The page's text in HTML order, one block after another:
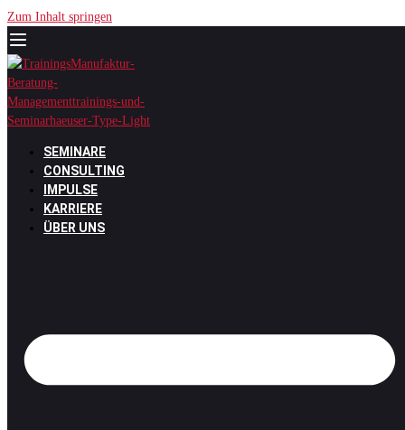
Zum Inhalt springen
SEMINARE
CONSULTING
IMPULSE
KARRIERE
ÜBER UNS